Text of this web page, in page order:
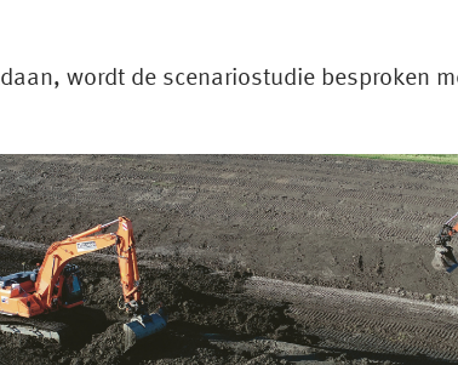
wordt de scenariostudie besproken